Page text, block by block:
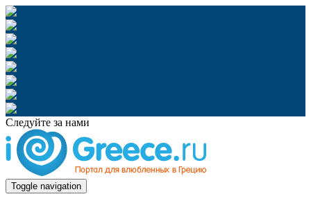
Следуйте за нами
Toggle navigation